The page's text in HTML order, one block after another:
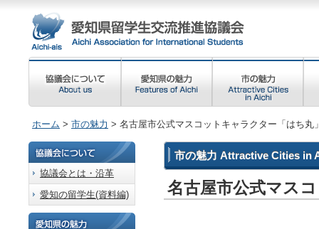
ホーム > 市の魅力 > 名古屋市公式マスコットキャラクター「はち丸
協議会とは・沿革
愛知の留学生(資料編)
市の魅力 Attractive Cities in
名古屋市公式マス